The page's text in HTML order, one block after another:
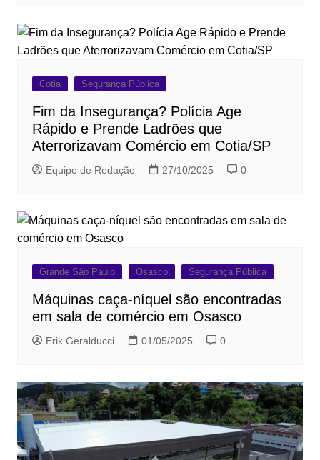
Cotia Segurança Pública
Fim da Insegurança? Polícia Age
Rápido e Prende Ladrões que
Aterrorizavam Comércio em Cotia/SP
Equipe de Redação 27/10/2025 0
Grande São Paulo Osasco Segurança Pública
Máquinas caça-níquel são encontradas
em sala de comércio em Osasco
Erik Geralducci 01/05/2025 0